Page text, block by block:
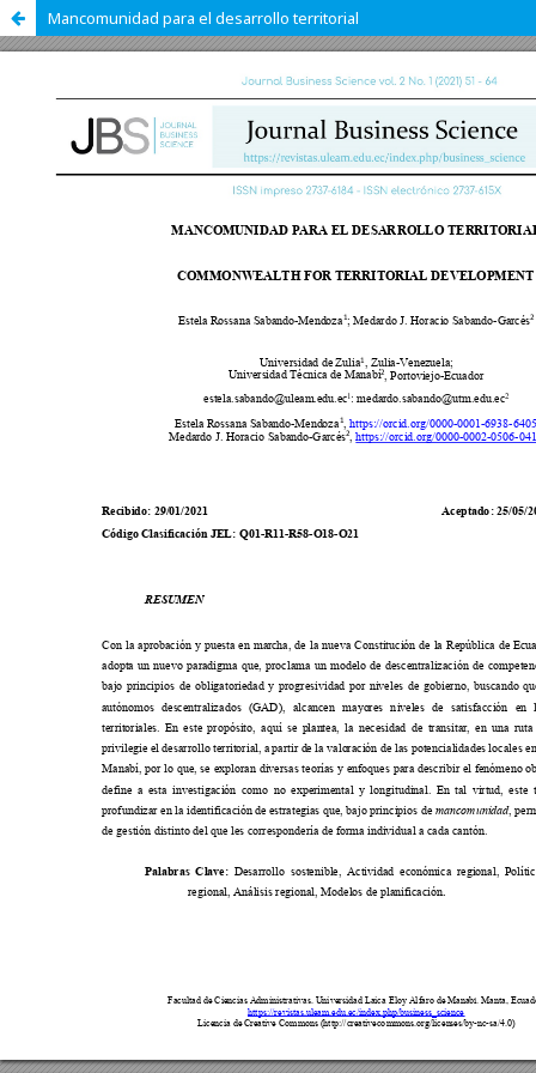
Mancomunidad para el desarrollo territorial